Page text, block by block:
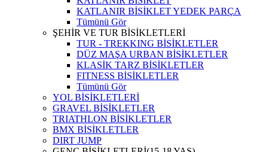
KATLANIR BİSİKLET YEDEK PARÇA
Tümünü Gör
ŞEHİR VE TUR BİSİKLETLERİ
TUR - TREKKING BİSİKLETLER
DÜZ MAŞA URBAN BİSİKLETLER
KLASİK TARZ BİSİKLETLER
FITNESS BİSİKLETLER
Tümünü Gör
YOL BİSİKLETLERİ
GRAVEL BİSİKLETLER
TRIATHLON BİSİKLETLER
BMX BİSİKLETLER
DIRT JUMP